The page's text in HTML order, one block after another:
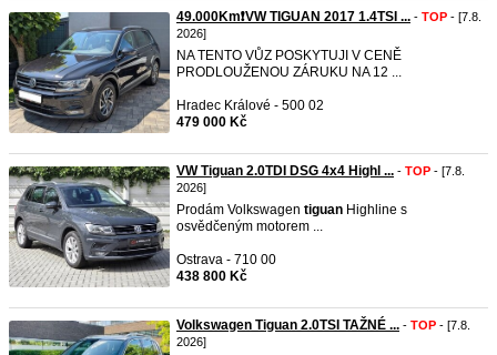
49.000Km❗VW TIGUAN 2017 1.4TSI ... - TOP - [7.8.
2026]
NA TENTO VŮZ POSKYTUJI V CENĚ
PRODLOUŽENOU ZÁRUKU NA 12 ...
Hradec Králové - 500 02
479 000 Kč
VW Tiguan 2.0TDI DSG 4x4 Highl ... - TOP - [7.8.
2026]
Prodám Volkswagen tiguan Highline s
osvědčeným motorem ...
Ostrava - 710 00
438 800 Kč
Volkswagen Tiguan 2.0TSI TAŽNÉ ... - TOP - [7.8.
2026]